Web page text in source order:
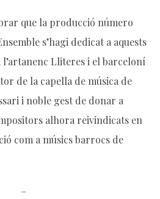
que la producció número
s’hagi dedicat a aquests
Lliteres i el barceloní
de la capella de música de
i noble gest de donar a
alhora reivindicats en
com a músics barrocs de
–